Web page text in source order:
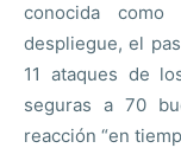
conocida como
despliegue, el
11 ataques de
seguras a 70
reacción “en